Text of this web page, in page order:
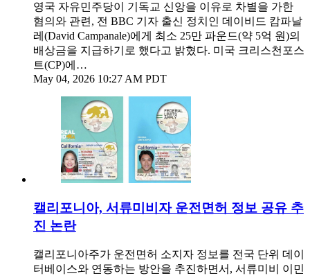
영국 자유민주당이 기독교 신앙을 이유로 차별을 가한
혐의와 관련, 전 BBC 기자 출신 정치인 데이비드 캄파날
레(David Campanale)에게 최소 25만 파운드(약 5억 원)의
배상금을 지급하기로 했다고 밝혔다. 미국 크리스천포스
트(CP)에…
May 04, 2026 10:27 AM PDT
캘리포니아, 서류미비자 운전면허 정보 공유 추
진 논란
캘리포니아주가 운전면허 소지자 정보를 전국 단위 데이
터베이스와 연동하는 방안을 추진하면서, 서류미비 이민